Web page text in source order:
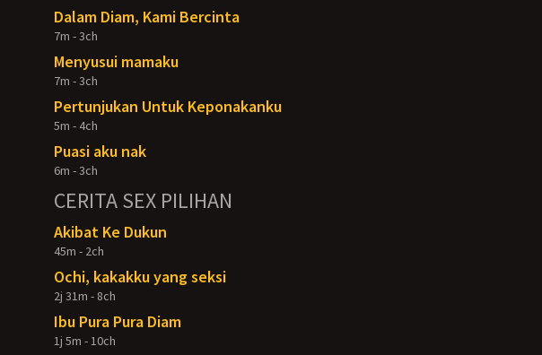
Dalam Diam, Kami Bercinta
7m - 3ch
Menyusui mamaku
7m - 3ch
Pertunjukan Untuk Keponakanku
5m - 4ch
Puasi aku nak
6m - 3ch
CERITA SEX PILIHAN
Akibat Ke Dukun
45m - 2ch
Ochi, kakakku yang seksi
2j 31m - 8ch
Ibu Pura Pura Diam
1j 5m - 10ch